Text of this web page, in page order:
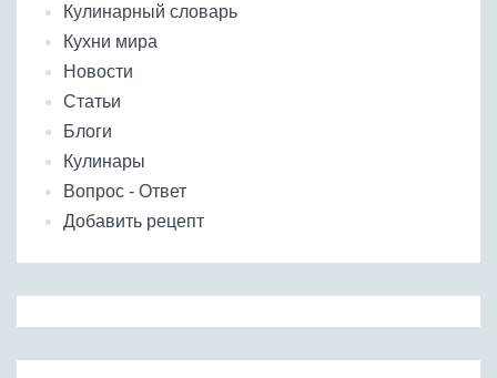
Кулинарный словарь
Кухни мира
Новости
Статьи
Блоги
Кулинары
Вопрос - Ответ
Добавить рецепт